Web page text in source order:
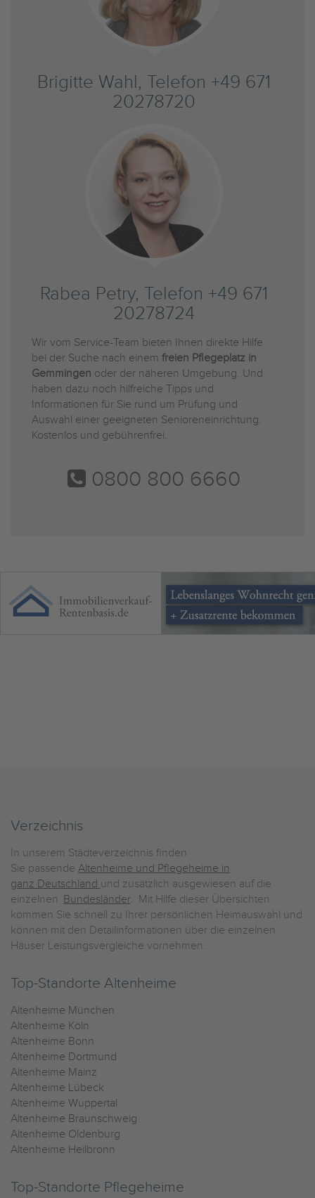
Brigitte Wahl, Telefon +49 671
20278720
Rabea Petry, Telefon +49 671
20278724
Wir vom Service-Team bieten Ihnen direkte Hilfe
bei der Suche nach einem freien Pflegeplatz in
Gemmingen oder der näheren Umgebung. Und
haben dazu noch hilfreiche Tipps und
Informationen für Sie rund um Prüfung und
Auswahl einer geeigneten Senioreneinrichtung.
Kostenlos und gebührenfrei.
0800 800 6660
Verzeichnis
In unserem Städteverzeichnis finden
Sie passende Altenheime und Pflegeheime in
ganz Deutschland und zusätzlich ausgewiesen auf die
einzelnen Bundesländer. Mit Hilfe dieser Übersichten
kommen Sie schnell zu Ihrer persönlichen Heimauswahl und
können mit den Detailinformationen über die einzelnen
Häuser Leistungsvergleiche vornehmen.
Top-Standorte Altenheime
Altenheime München
Altenheime Köln
Altenheime Bonn
Altenheime Dortmund
Altenheime Mainz
Altenheime Lübeck
Altenheime Wuppertal
Altenheime Braunschweig
Altenheime Oldenburg
Altenheime Heilbronn
Top-Standorte Pflegeheime